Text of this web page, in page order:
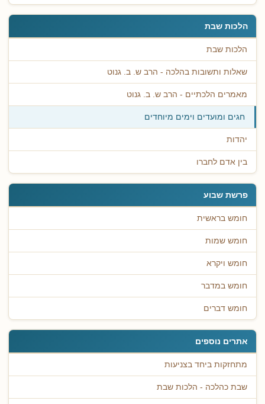
הלכות שבת
הלכות שבת
שאלות ותשובות בהלכה - הרב ש. ב. גנוט
מאמרים הלכתיים - הרב ש. ב. גנוט
חגים ומועדים וימים מיוחדים
יהדות
בין אדם לחברו
פרשת שבוע
חומש בראשית
חומש שמות
חומש ויקרא
חומש במדבר
חומש דברים
אתרים נוספים
מתחזקות ביחד בצניעות
שבת כהלכה - הלכות שבת